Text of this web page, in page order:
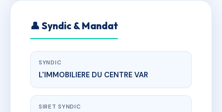
👤 Syndic & Mandat
SYNDIC
L'IMMOBILIERE DU CENTRE VAR
SIRET SYNDIC